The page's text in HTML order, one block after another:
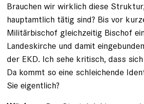
Brauchen wir wirklich diese
hauptamtlich tätig sind? Bis vor
Militärbischof gleichzeitig Bischof
Landeskirche und damit
der EKD. Ich sehe kritisch, dass
Da kommt so eine schleichende
Sie eigentlich?